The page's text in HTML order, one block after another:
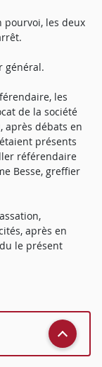
pourvoi, les deux
général.
les
de la société
après débats en
présents
référendaire
Besse, greffier
après en
le présent